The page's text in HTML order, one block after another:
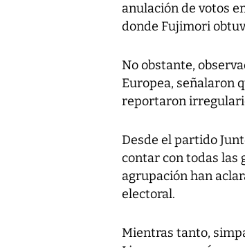
anulación de votos
donde Fujimori
No obstante,
Europea, señalaron
reportaron
Desde el partido
contar con todas las
agrupación han
electoral.
Mientras tanto,